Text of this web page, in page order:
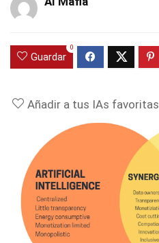
Guardar
0
Añadir a tus IAs favoritas